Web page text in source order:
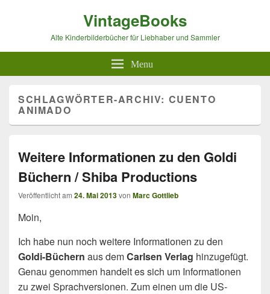
VintageBooks
Alte Kinderbilderbücher für Liebhaber und Sammler
Menu
SCHLAGWÖRTER-ARCHIV: CUENTO
ANIMADO
Weitere Informationen zu den Goldi
Büchern / Shiba Productions
Veröffentlicht am 24. Mai 2013von Marc Gottlieb
Moin,
Ich habe nun noch weitere Informationen zu den
Goldi-Büchern aus demCarlsen Verlag hinzugefügt.
Genau genommen handelt es sich um Informationen
zu zwei Sprachversionen. Zum einen um die US-